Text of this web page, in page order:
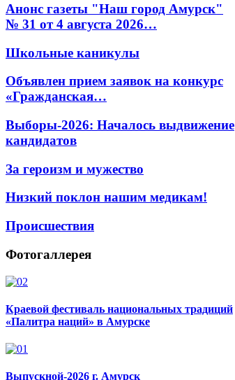
Анонс газеты "Наш город Амурск"
№ 31 от 4 августа 2026…
Школьные каникулы
Объявлен прием заявок на конкурс
«Гражданская…
Выборы-2026: Началось выдвижение
кандидатов
За героизм и мужество
Низкий поклон нашим медикам!
Происшествия
Фотогаллерея
Краевой фестиваль национальных традиций
«Палитра наций» в Амурске
Выпускной-2026 г. Амурск